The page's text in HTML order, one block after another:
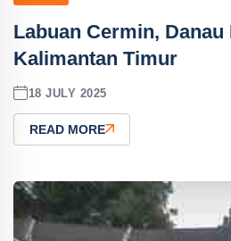
Labuan Cermin, Danau
Kalimantan Timur
18 JULY 2025
READ MORE